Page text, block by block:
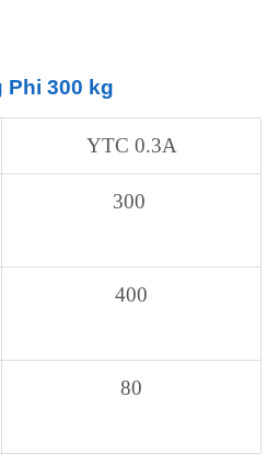
Phi 300 kg
YTC 0.3A
300
400
80